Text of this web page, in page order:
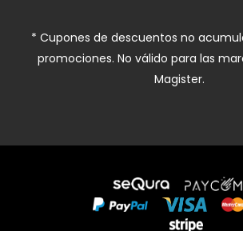
* Cupones de descuentos no
promociones. No válido para las
Magister.